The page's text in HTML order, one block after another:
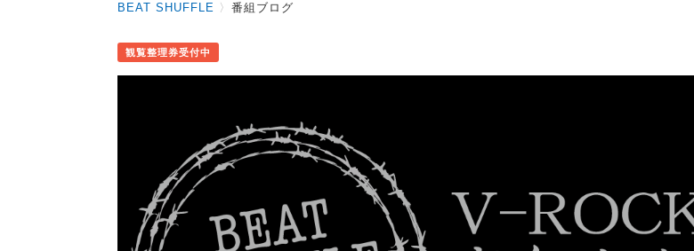
BEAT SHUFFLE 〉 番組ブログ
観覧整理券受付中